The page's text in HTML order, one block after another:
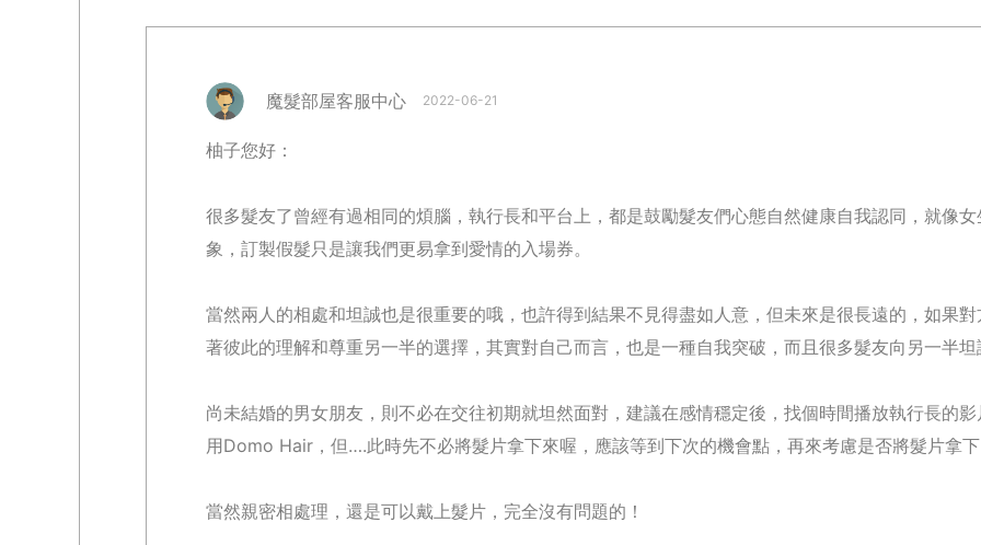
魔髮部屋客服中心 2022-06-21
柚子您好：
很多髮友了曾經有過相同的煩腦，執行長和平台上，都是鼓勵髮友們心態自然健康自我認同，就像
象，訂製假髮只是讓我們更易拿到愛情的入場券。
當然兩人的相處和坦誠也是很重要的哦，也許得到結果不見得盡如人意，但未來是很長遠的，如果
著彼此的理解和尊重另一半的選擇，其實對自己而言，也是一種自我突破，而且很多髮友向另一半
尚未結婚的男女朋友，則不必在交往初期就坦然面對，建議在感情穩定後，找個時間播放執行長的
用Domo Hair，但….此時先不必將髮片拿下來喔，應該等到下次的機會點，再來考慮是否將髮片拿
當然親密相處理，還是可以戴上髮片，完全沒有問題的！